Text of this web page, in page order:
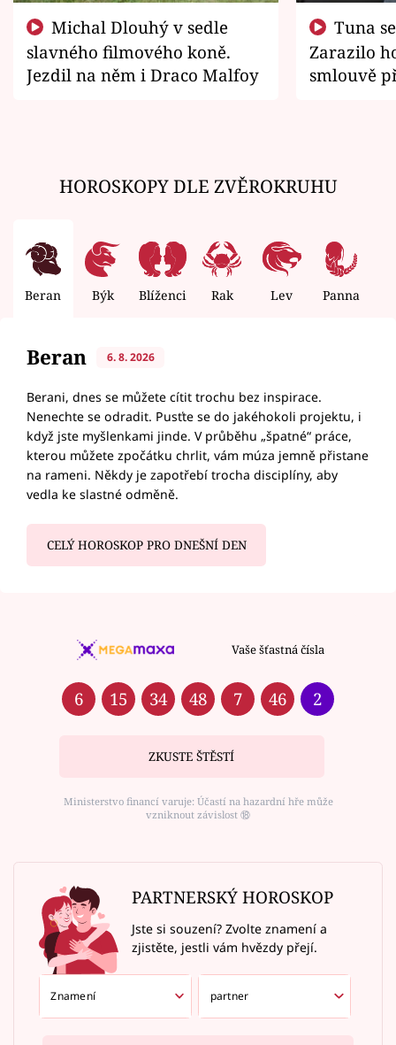
slavného filmového koně.
Jezdil na něm i Draco Malfoy
Zarazilo
smlouvě
HOROSKOPY DLE ZVĚROKRUHU
Beran Býk Blíženci Rak Lev Panna
Beran 6. 8. 2026
Berani, dnes se můžete cítit trochu bez inspirace.
Nenechte se odradit. Pusťte se do jakéhokoli projektu, i
když jste myšlenkami jinde. V průběhu „špatné“ práce,
kterou můžete zpočátku chrlit, vám múza jemně přistane
na rameni. Někdy je zapotřebí trocha disciplíny, aby
vedla ke slastné odměně.
CELÝ HOROSKOP PRO DNEŠNÍ DEN
Vaše šťastná čísla
6 15 34 48 7 46 2
ZKUSTE ŠTĚSTÍ
Ministerstvo financí varuje: Účastí na hazardní hře může
vzniknout závislost ⑱
PARTNERSKÝ HOROSKOP
Jste si souzení? Zvolte znamení a
zjistěte, jestli vám hvězdy přejí.